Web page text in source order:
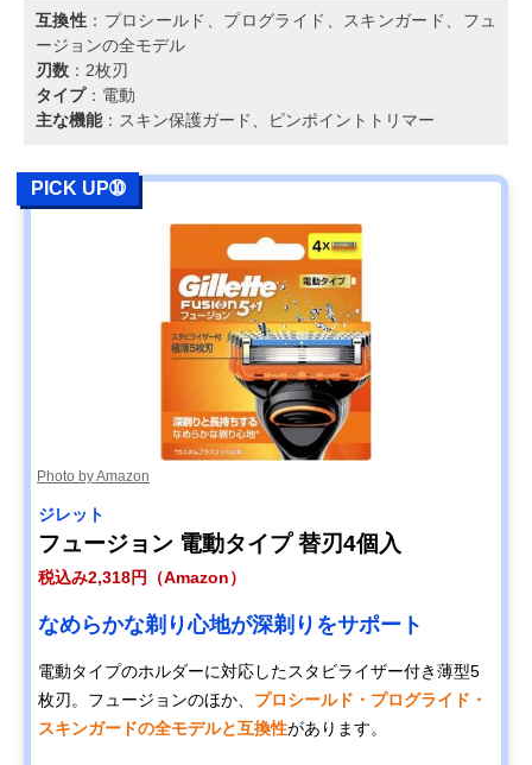
互換性 ：プロシールド、プログライド、スキンガード、フュ
ージョンの全モデル
刃数 ：2枚刃
タイプ：電動
主な機能：スキン保護ガード、ピンポイントトリマー
PICK UP➉
Photo by Amazon
ジレット
フュージョン 電動タイプ 替刃4個入
税込み2,318円（Amazon）
なめらかな剃り心地が深剃りをサポート
電動タイプのホルダーに対応したスタビライザー付き薄型5
枚刃。フュージョンのほか、 プロシールド・プログライド・
スキンガードの全モデルと互換性があります。